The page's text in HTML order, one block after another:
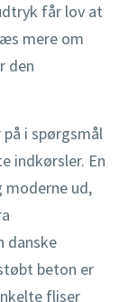
får lov at
mere om
den
i spørgsmål
indkørsler. En
ud,
danske
beton er
fliser